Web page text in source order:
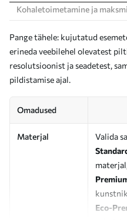
Kohaletoimetamine ja
Pange tähele: kujutatud
erineda veebilehel olevatest
resolutsioonist ja seadetest,
pildistamise ajal.
Omadused
Materjal
Valida
Eco-